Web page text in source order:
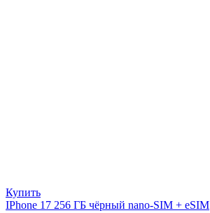
Купить
IPhone 17 256 ГБ чёрный nano-SIM + eSIM